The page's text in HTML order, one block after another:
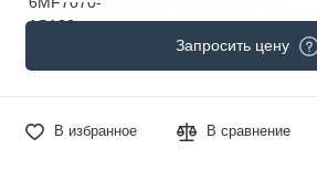
Запросить цену
В избранное В сравнение